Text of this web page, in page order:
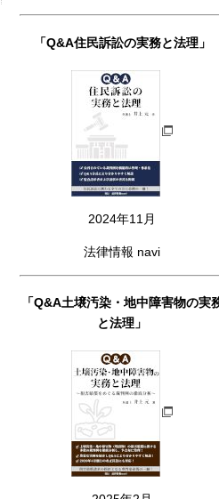
「Q&A住民訴訟の実務と法理」
2024年11月
法律情報 navi
「Q&A土壌汚染・地中障害物の実
と法理」